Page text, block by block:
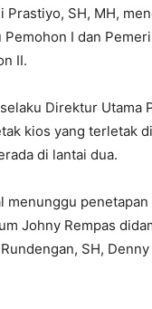
SH, MH,
I dan
II.
Direktur Utama
kios yang terletak
di lantai dua.
Johny Rempas
SH,